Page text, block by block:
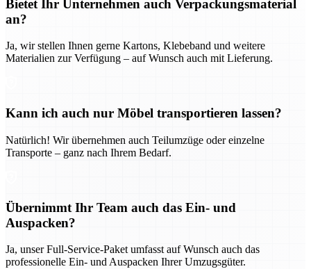
Bietet Ihr Unternehmen auch Verpackungsmaterial
an?
Ja, wir stellen Ihnen gerne Kartons, Klebeband und weitere
Materialien zur Verfügung – auf Wunsch auch mit Lieferung.
Kann ich auch nur Möbel transportieren lassen?
Natürlich! Wir übernehmen auch Teilumzüge oder einzelne
Transporte – ganz nach Ihrem Bedarf.
Übernimmt Ihr Team auch das Ein- und
Auspacken?
Ja, unser Full-Service-Paket umfasst auf Wunsch auch das
professionelle Ein- und Auspacken Ihrer Umzugsgüter.